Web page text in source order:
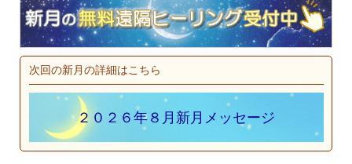
次回の新月の詳細はこちら
２０２６年８月新月メッセージ